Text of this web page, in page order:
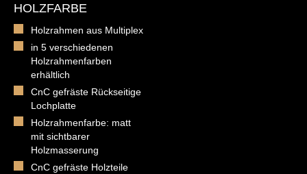
HOLZFARBE
Holzrahmen aus Multiplex
in 5 verschiedenen
Holzrahmenfarben
erhältlich
CnC gefräste Rückseitige
Lochplatte
Holzrahmenfarbe: matt
mit sichtbarer
Holzmasserung
CnC gefräste Holzteile